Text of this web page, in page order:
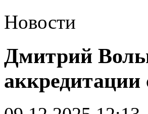
Новости
Дмитрий